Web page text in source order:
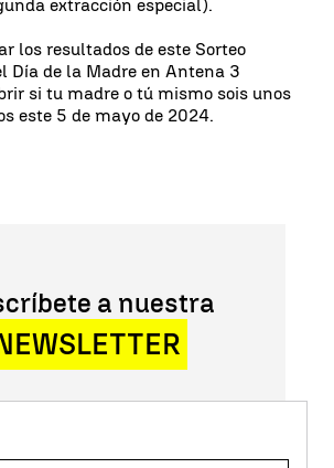
extracción especial).
los resultados de este Sorteo
Día de la Madre en Antena 3
si tu madre o tú mismo sois unos
este 5 de mayo de 2024.
a nuestra